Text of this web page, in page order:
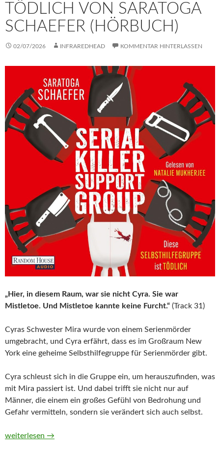
TÖDLICH VON SARATOGA
SCHAEFER (HÖRBUCH)
02/07/2026 INFRAREDHEAD KOMMENTAR HINTERLASSEN
„Hier, in diesem Raum, war sie nicht Cyra. Sie war
Mistletoe. Und Mistletoe kannte keine Furcht.“ (Track 31)
Cyras Schwester Mira wurde von einem Serienmörder
umgebracht, und Cyra erfährt, dass es im Großraum New
York eine geheime Selbsthilfegruppe für Serienmörder gibt.
Cyra schleust sich in die Gruppe ein, um herauszufinden, was
mit Mira passiert ist. Und dabei trifft sie nicht nur auf
Männer, die einem ein großes Gefühl von Bedrohung und
Gefahr vermitteln, sondern sie verändert sich auch selbst.
Serial Killer Support Group – Diese Selbsthilfegruppe ist
weiterlesen →